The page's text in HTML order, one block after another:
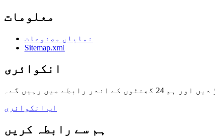
معلومات
نمایاں مصنوعات
Sitemap.xml
انکوائری
میں رہیں گے۔
اب انکوائری
ہم سے رابطہ کریں